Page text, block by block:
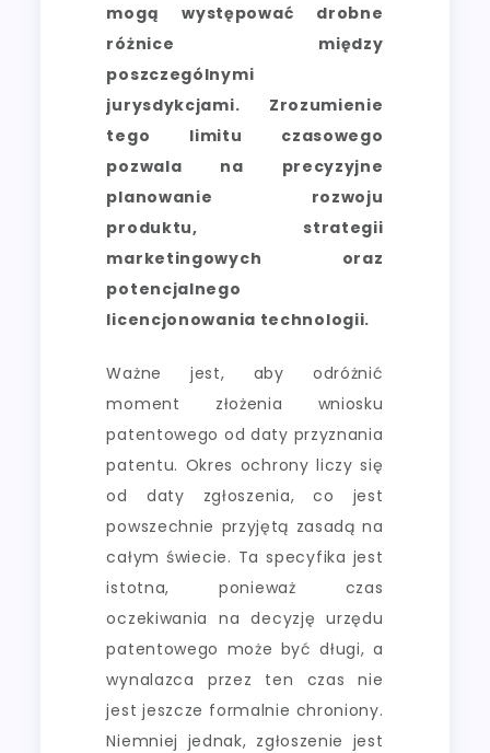
mogą występować drobne
różnice między
poszczególnymi
jurysdykcjami. Zrozumienie
tego limitu czasowego
pozwala na precyzyjne
planowanie rozwoju
produktu, strategii
marketingowych oraz
potencjalnego
licencjonowania technologii.
Ważne jest, aby odróżnić
moment złożenia wniosku
patentowego od daty przyznania
patentu. Okres ochrony liczy się
od daty zgłoszenia, co jest
powszechnie przyjętą zasadą na
całym świecie. Ta specyfika jest
istotna, ponieważ czas
oczekiwania na decyzję urzędu
patentowego może być długi, a
wynalazca przez ten czas nie
jest jeszcze formalnie chroniony.
Niemniej jednak, zgłoszenie jest